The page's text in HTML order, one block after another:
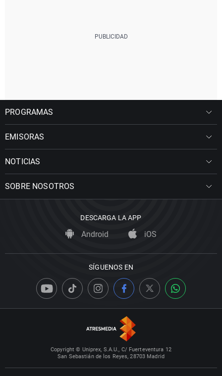
PROGRAMAS
EMISORAS
NOTICIAS
SOBRE NOSOTROS
DESCARGA LA APP
Android iOS
SÍGUENOS EN
Copyright © Uniprex, S.A.U., C/ Fuerteventura 12
San Sebastián de los Reyes, 28703 Madrid